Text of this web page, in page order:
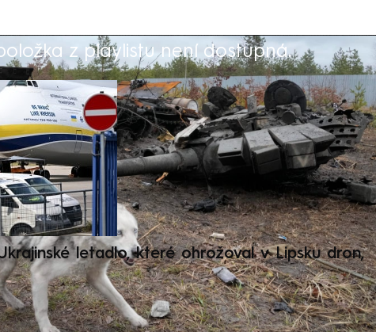
z playlistu není dostupná.
letadlo, které ohrožoval v Lipsku dron,